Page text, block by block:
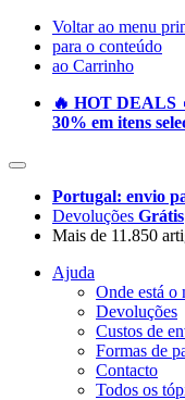
Voltar ao menu
para o conteúdo
ao Carrinho
🔥 HOT DEALS
30% em itens
Portugal: envio
Devoluções Grátis
Mais de 11.850
Ajuda
Onde está o
Devoluções
Custos de
Formas de
Contacto
Todos os